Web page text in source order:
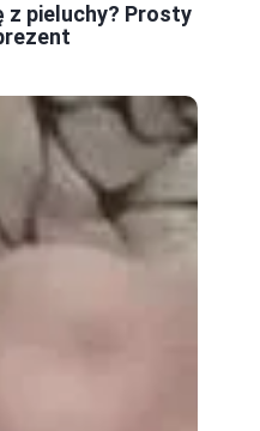
pieluchy? Prosty